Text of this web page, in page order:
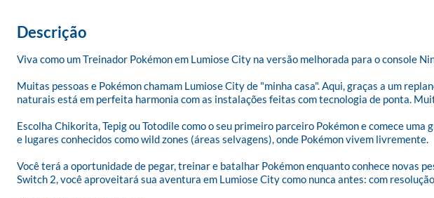
Descrição
Viva como um Treinador Pokémon em Lumiose City na versão melhorada para o console
Muitas pessoas e Pokémon chamam Lumiose City de "minha casa". Aqui, graças a um
naturais está em perfeita harmonia com as instalações feitas com tecnologia de ponta.
Escolha Chikorita, Tepig ou Totodile como o seu primeiro parceiro Pokémon e comece
e lugares conhecidos como wild zones (áreas selvagens), onde Pokémon vivem livremente.
Você terá a oportunidade de pegar, treinar e batalhar Pokémon enquanto conhece novas
Switch 2, você aproveitará sua aventura em Lumiose City como nunca antes: com